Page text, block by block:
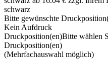
schwarz
Bitte gewünschte
Kein Aufdruck
Druckposition(en)Bitte wählen
Druckposition(en)
(Mehrfachauswahl möglich)